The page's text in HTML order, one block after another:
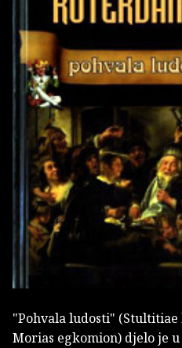
"Pohvala ludosti"
Morias egkomion) djelo je